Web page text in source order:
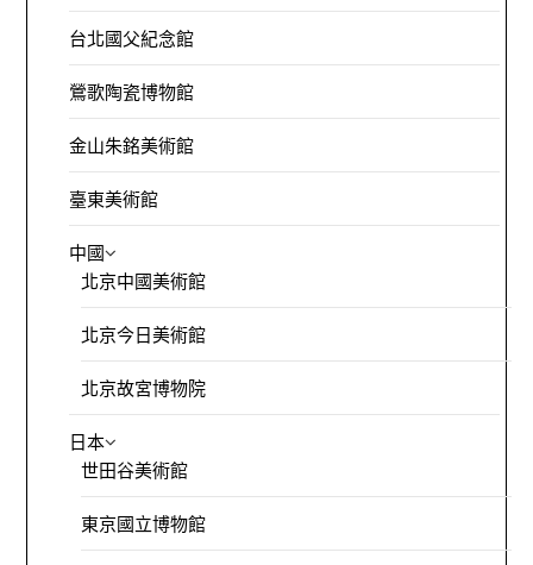
台北國父紀念館
鶯歌陶瓷博物館
金山朱銘美術館
臺東美術館
中國
北京中國美術館
北京今日美術館
北京故宮博物院
日本
世田谷美術館
東京國立博物館